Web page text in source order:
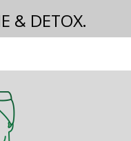
& DETOX.